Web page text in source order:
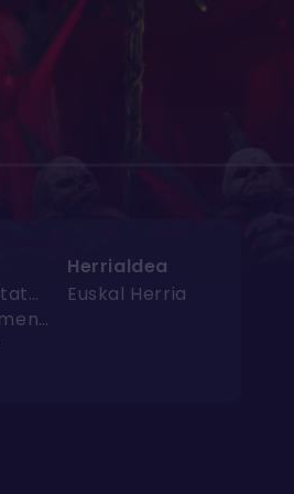
Telerrealitatea
Entretenimendua
Herrialdea
Euskal Herria